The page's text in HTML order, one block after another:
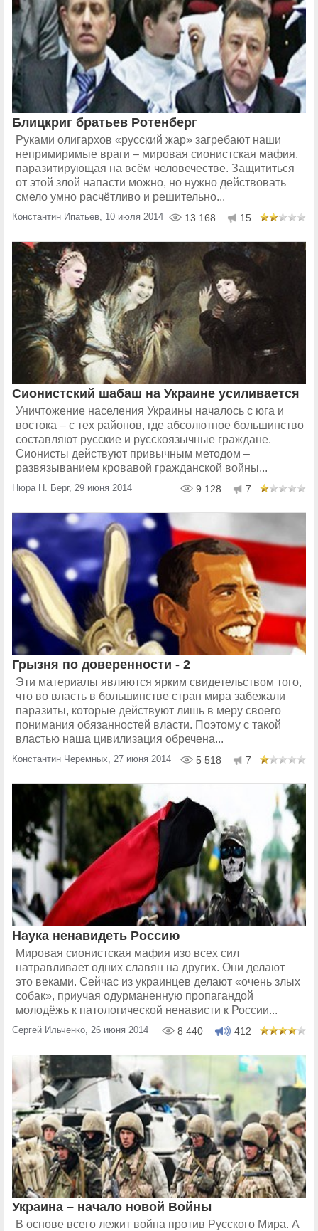
Блицкриг братьев Ротенберг
Руками олигархов «русский жар» загребают наши
непримиримые враги – мировая сионистская мафия,
паразитирующая на всём человечестве. Защититься
от этой злой напасти можно, но нужно действовать
смело умно расчётливо и решительно...
Константин Ипатьев, 10 июля 2014 13 168 15
Сионистский шабаш на Украине усиливается
Уничтожение населения Украины началось с юга и
востока – с тех районов, где абсолютное большинство
составляют русские и русскоязычные граждане.
Сионисты действуют привычным методом –
развязыванием кровавой гражданской войны...
Нюра Н. Берг, 29 июня 2014 9 128 7
Грызня по доверенности - 2
Эти материалы являются ярким свидетельством того,
что во власть в большинстве стран мира забежали
паразиты, которые действуют лишь в меру своего
понимания обязанностей власти. Поэтому с такой
властью наша цивилизация обречена...
Константин Черемных, 27 июня 2014 5 518 7
Наука ненавидеть Россию
Мировая сионистская мафия изо всех сил
натравливает одних славян на других. Они делают
это веками. Сейчас из украинцев делают «очень злых
собак», приучая одурманенную пропагандой
молодёжь к патологической ненависти к России...
Сергей Ильченко, 26 июня 2014 8 440 412
Украина – начало новой Войны
В основе всего лежит война против Русского Мира. А